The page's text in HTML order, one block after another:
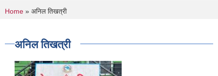
You are here
Home » अनिल तिखत्री
अनिल तिखत्री